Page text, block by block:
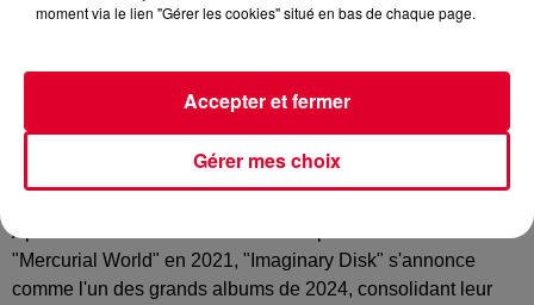
Après le succès retentissant de leur premier album
"Mercurial World" en 2021, "Imaginary Disk" s'annonce
comme l'un des grands albums de 2024, consolidant leur
moment via le lien "Gérer les cookies" situé en bas de chaque page.
Gérer mes choix
Accepter et fermer